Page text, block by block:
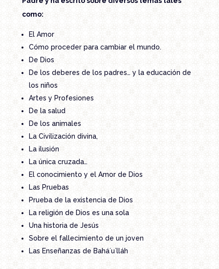
como:
El Amor
Cómo proceder para cambiar el mundo.
De Dios
De los deberes de los padres… y la educación de
los niños
Artes y Profesiones
De la salud
De los animales
La Civilización divina,
La ilusión
La única cruzada…
El conocimiento y el Amor de Dios
Las Pruebas
Prueba de la existencia de Dios
La religión de Dios es una sola
Una historia de Jesús
Sobre el fallecimiento de un joven
Las Enseñanzas de Bahá´u´lláh